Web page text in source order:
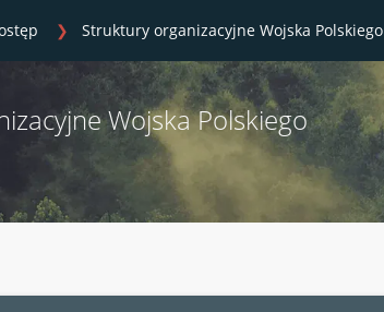
Struktury organizacyjne Wojska Polskiego
Wojska Polskiego